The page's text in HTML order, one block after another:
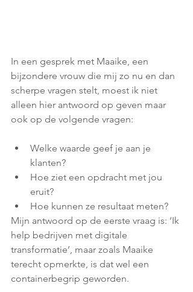
In een gesprek met Maaike, een
bijzondere vrouw die mij zo nu en dan
scherpe vragen stelt, moest ik niet
alleen hier antwoord op geven maar
ook op de volgende vragen:
Welke waarde geef je aan je
klanten?
Hoe ziet een opdracht met jou
eruit?
Hoe kunnen ze resultaat meten?
Mijn antwoord op de eerste vraag is: ‘Ik
help bedrijven met digitale
transformatie’, maar zoals Maaike
terecht opmerkte, is dat wel een
containerbegrip geworden.